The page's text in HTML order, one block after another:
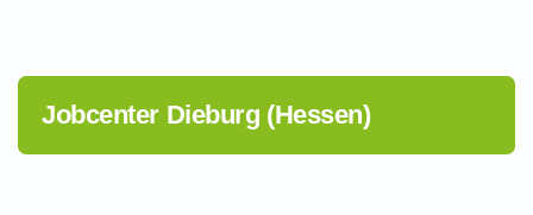
Jobcenter Dieburg (Hessen)